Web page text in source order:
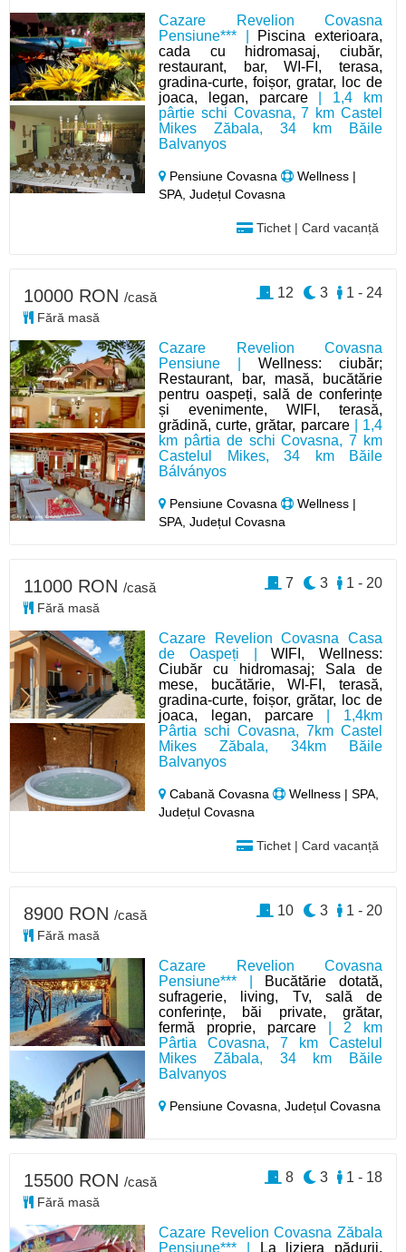
Cazare Revelion Covasna
Pensiune*** | Piscina exterioara,
cada cu hidromasaj, ciubăr,
restaurant, bar, WI-FI, terasa,
gradina-curte, foișor, gratar, loc de
joaca, legan, parcare| 1,4 km
pârtie schi Covasna, 7 km Castel
Mikes Zăbala, 34 km Băile
Balvanyos
Pensiune Covasna
Wellness |
SPA, Județul Covasna
Tichet | Card vacanță
Cazare Revelion Covasna
Pensiune |Wellness: ciubăr;
Restaurant, bar, masă, bucătărie
pentru oaspeți, sală de conferințe
și evenimente, WIFI, terasă,
grădină, curte, grătar, parcare| 1,4
km pârtia de schi Covasna, 7 km
Castelul Mikes, 34 km Băile
Bálványos
Pensiune Covasna
Wellness |
SPA, Județul Covasna
10000 RON /casă
Fără masă
1 - 24
3
12
Cazare Revelion Covasna Casa
de Oaspeți |WIFI, Wellness:
Ciubăr cu hidromasaj; Sala de
mese, bucătărie, WI-FI, terasă,
gradina-curte, foișor, grătar, loc de
joaca, legan, parcare| 1,4km
Pârtia schi Covasna, 7km Castel
Mikes Zăbala, 34km Băile
Balvanyos
Cabană Covasna
Wellness | SPA,
Județul Covasna
Tichet | Card vacanță
11000 RON /casă
Fără masă
1 - 20
3
7
Cazare Revelion Covasna
Pensiune*** | Bucătărie dotată,
sufragerie, living, Tv, sală de
conferințe, băi private, grătar,
fermă proprie, parcare | 2 km
Pârtia Covasna, 7 km Castelul
Mikes Zăbala, 34 km Băile
Balvanyos
Pensiune Covasna,Județul Covasna
8900 RON /casă
Fără masă
1 - 20
3
10
Cazare Revelion Covasna Zăbala
Pensiune*** |
La liziera pădurii,
15500 RON /casă
Fără masă
1 - 18
3
8